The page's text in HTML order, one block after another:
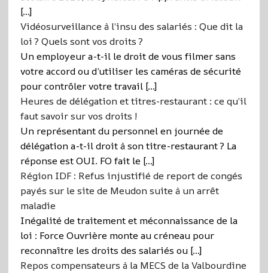
[…]
Vidéosurveillance à l’insu des salariés : Que dit la
loi ? Quels sont vos droits ?
Un employeur a-t-il le droit de vous filmer sans
votre accord ou d’utiliser les caméras de sécurité
pour contrôler votre travail […]
Heures de délégation et titres-restaurant : ce qu’il
faut savoir sur vos droits !
Un représentant du personnel en journée de
délégation a-t-il droit à son titre-restaurant ? La
réponse est OUI. FO fait le […]
Région IDF : Refus injustifié de report de congés
payés sur le site de Meudon suite à un arrêt
maladie
Inégalité de traitement et méconnaissance de la
loi : Force Ouvrière monte au créneau pour
reconnaître les droits des salariés ou […]
Repos compensateurs à la MECS de la Valbourdine